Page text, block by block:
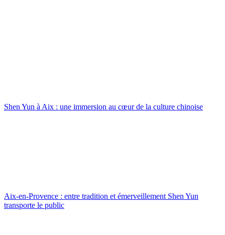
Shen Yun à Aix : une immersion au cœur de la culture chinoise
Aix-en-Provence : entre tradition et émerveillement Shen Yun
transporte le public